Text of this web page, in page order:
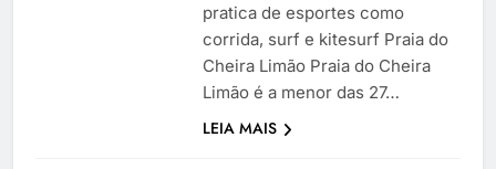
pratica de esportes como
corrida, surf e kitesurf Praia do
Cheira Limão Praia do Cheira
Limão é a menor das 27…
LEIA MAIS